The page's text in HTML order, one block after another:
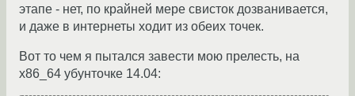
этапе - нет, по крайней мере свисток дозванивается,
и даже в интернеты ходит из обеих точек.
Вот то чем я пытался завести мою прелесть, на
x86_64 убунточке 14.04: